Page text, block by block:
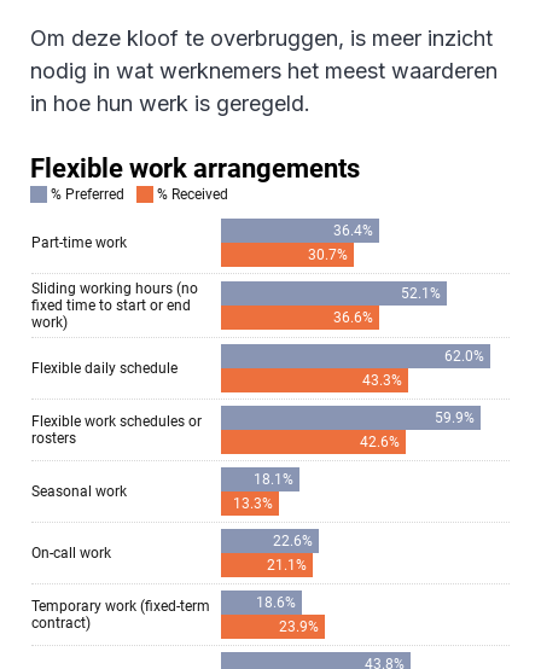
Om deze kloof te overbruggen, is meer inzicht
nodig in wat werknemers het meest waarderen
in hoe hun werk is geregeld.